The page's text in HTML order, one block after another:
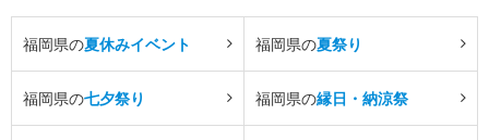
福岡県の夏休みイベント 福岡県の夏祭り
福岡県の七夕祭り 福岡県の縁日・納涼祭